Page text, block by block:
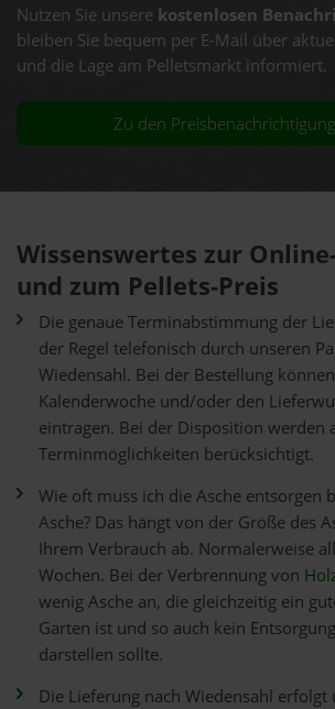
Nutzen Sie unsere kostenlosen
bleiben Sie bequem per E-Mail über
und die Lage am Pelletsmarkt informiert.
Zu den
Wissenswertes zur
und zum Pellets-Preis
Die genaue Terminabstimmung der
der Regel telefonisch durch unseren
Wiedensahl. Bei der Bestellung
Kalenderwoche und/oder den
eintragen. Bei der Disposition werden
Terminmöglichkeiten berücksichtigt.
Wie oft muss ich die Asche entsorgen
Asche? Das hängt von der Größe des
Ihrem Verbrauch ab. Normalerweise
Wochen. Bei der Verbrennung von
wenig Asche an, die gleichzeitig ein
Garten ist und so auch kein
darstellen sollte.
Die Lieferung nach Wiedensahl erfolgt